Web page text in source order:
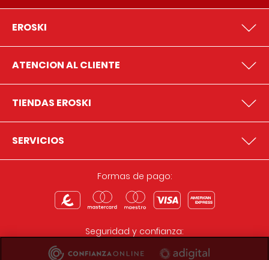
EROSKI
ATENCION AL CLIENTE
TIENDAS EROSKI
SERVICIOS
Formas de pago:
Seguridad y confianza: